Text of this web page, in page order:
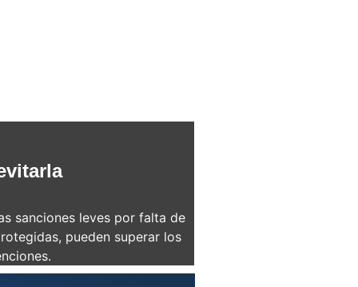
sanciones leves por falta de
pueden superar los